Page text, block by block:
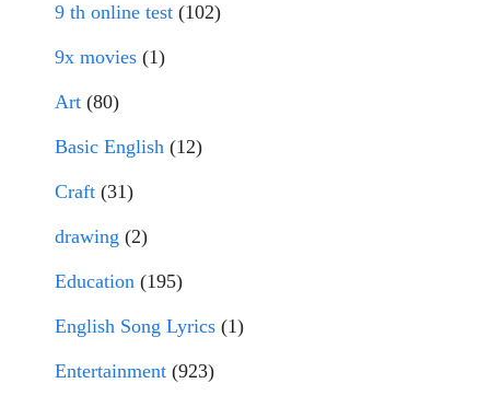
9 th online test (102)
9x movies (1)
Art (80)
Basic English (12)
Craft (31)
drawing (2)
Education (195)
English Song Lyrics (1)
Entertainment (923)